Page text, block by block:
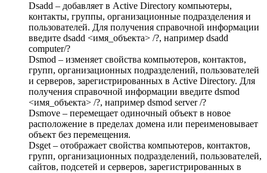
Dsadd – добавляет в Active Directory компьютеры,
контакты, группы, организационные подразделения и
пользователей. Для получения справочной информации
введите dsadd <имя_объекта> /?, например dsadd
computer/?
Dsmod – изменяет свойства компьютеров, контактов,
групп, организационных подразделений, пользователей
и серверов, зарегистрированных в Active Directory. Для
получения справочной информации введите dsmod
<имя_объекта> /?, например dsmod server /?
Dsmove – перемещает одиночный объект в новое
расположение в пределах домена или переименовывает
объект без перемещения.
Dsget – отображает свойства компьютеров, контактов,
групп, организационных подразделений, пользователей,
сайтов, подсетей и серверов, зарегистрированных в